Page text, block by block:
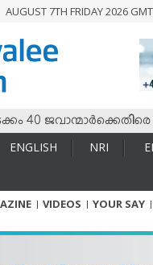
AUGUST 7TH FRIDAY 2026 GMT
ENGLISH NRI
VIDEOS YOUR SAY